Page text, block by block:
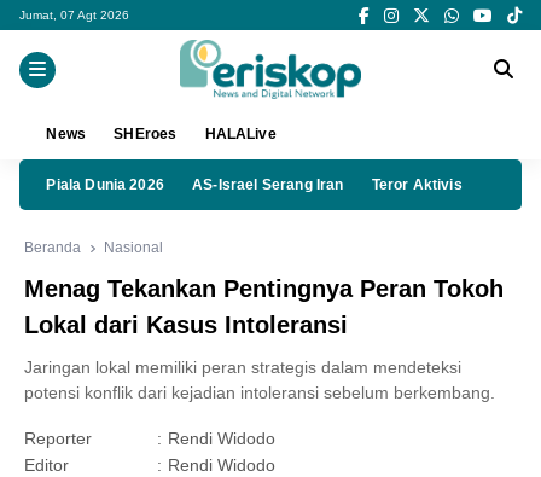
Jumat, 07 Agt 2026
News SHEroes HALALive
Piala Dunia 2026 AS-Israel Serang Iran Teror Aktivis
Beranda Nasional
Menag Tekankan Pentingnya Peran Tokoh
Lokal dari Kasus Intoleransi
Jaringan lokal memiliki peran strategis dalam mendeteksi
potensi konflik dari kejadian intoleransi sebelum berkembang.
Reporter : Rendi Widodo
Editor
: Rendi Widodo